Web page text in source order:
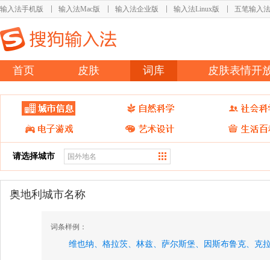
输入法手机版 输入法Mac版 输入法企业版 输入法Linux版 五笔输入法
首页 皮肤 词库 皮肤表情开
请选择城市
奥地利城市名称
词条样例：
维也纳、 格拉茨、 林兹、 萨尔斯堡、 因斯布鲁克、 克